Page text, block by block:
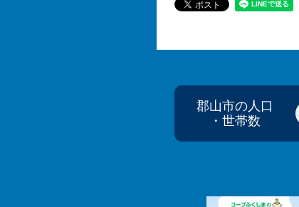
郡山市の人口
・世帯数